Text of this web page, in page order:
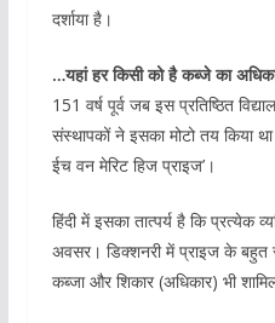
दर्शाया है।
…यहां हर किसी को है कब्जे का
151 वर्ष पूर्व जब इस प्रतिष्ठित
संस्थापकों ने इसका मोटो तय किया था
ईच वन मेरिट हिज प्राइज’।
हिंदी में इसका तात्पर्य है कि प्रत्येक
अवसर। डिक्शनरी में प्राइज के बहुत
कब्जा और शिकार (अधिकार) भी